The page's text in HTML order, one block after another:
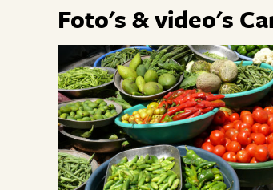
Foto's & video's